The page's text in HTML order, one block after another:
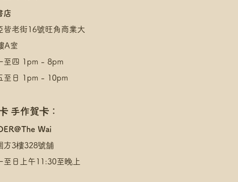
店
皆老街16號旺角商業大
A室
至四 1pm - 8pm
至日 1pm - 10pm
手作賀卡：
Wai
方3樓328號舖
至日上午11:30至晚上